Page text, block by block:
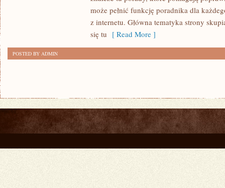
może pełnić funkcję poradnika dla
z internetu. Główna tematyka strony
się tu [ Read More ]
POSTED BY ADMIN